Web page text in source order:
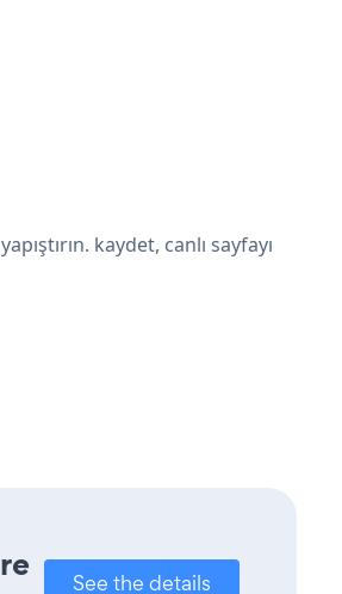
kaydet, canlı sayfayı
See the details